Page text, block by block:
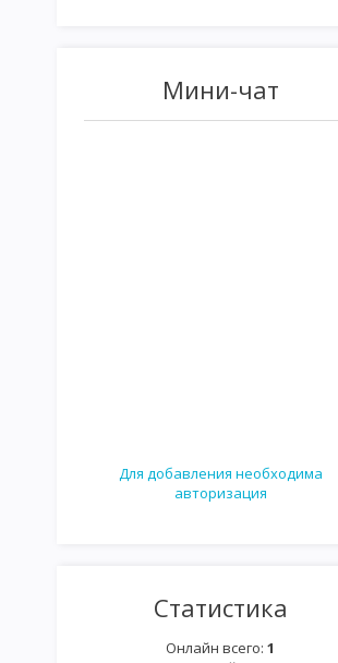
Мини-чат
Для добавления необходима
авторизация
Статистика
Онлайн всего: 1